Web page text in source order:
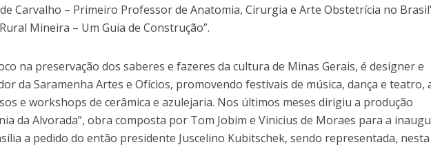
Carvalho – Primeiro Professor de Anatomia, Cirurgia e Arte Obstetrícia no
Mineira – Um Guia de Construção”.
na preservação dos saberes e fazeres da cultura de Minas Gerais, é designer e
da Saramenha Artes e Ofícios, promovendo festivais de música, dança e teatro,
e workshops de cerâmica e azulejaria. Nos últimos meses dirigiu a produção
da Alvorada”, obra composta por Tom Jobim e Vinicius de Moraes para a
a pedido do então presidente Juscelino Kubitschek, sendo representada, nesta